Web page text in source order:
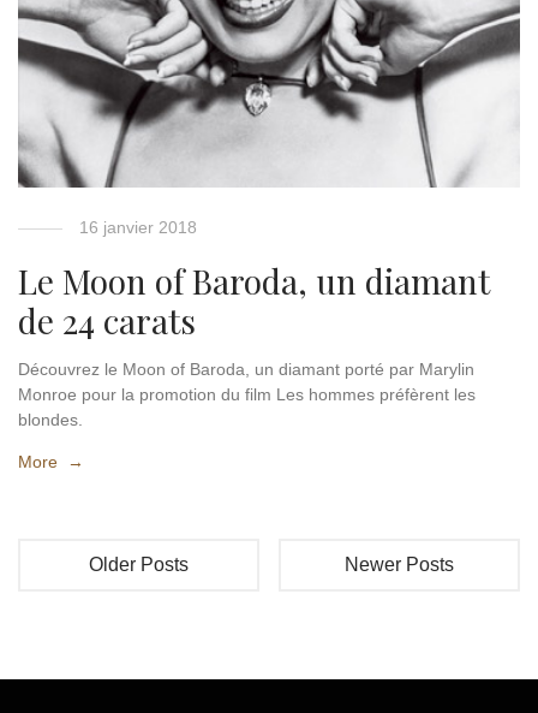
16 janvier 2018
Le Moon of Baroda, un diamant
de 24 carats
Découvrez le Moon of Baroda, un diamant porté par Marylin
Monroe pour la promotion du film Les hommes préfèrent les
blondes.
More →
Older Posts Newer Posts